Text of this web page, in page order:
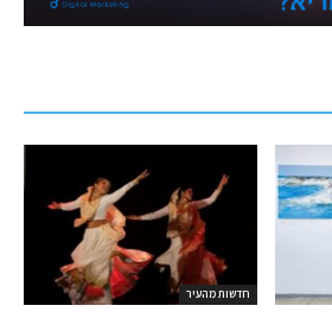
חדשות מהעיר